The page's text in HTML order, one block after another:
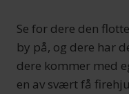
Se for dere den
by på, og dere har
dere kommer med
en av svært få